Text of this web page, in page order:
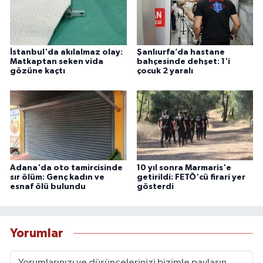
İstanbul'da akılalmaz olay:
Matkaptan seken vida
gözüne kaçtı
Şanlıurfa’da hastane
bahçesinde dehşet: 1'i
çocuk 2 yaralı
Adana'da oto tamircisinde
sır ölüm: Genç kadın ve
esnaf ölü bulundu
10 yıl sonra Marmaris'e
getirildi: FETÖ'cü firari yer
gösterdi
Yorumlar